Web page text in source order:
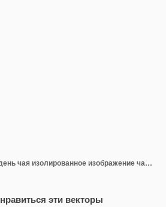
Международный день чая изолированное изображение чайного пакетика и чашки чая
эти векторы